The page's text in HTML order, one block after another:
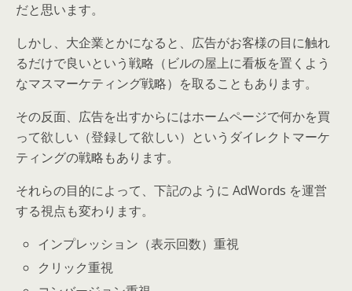
だと思います。
しかし、大企業とかになると、広告がお客様の目に触れ
るだけで良いという戦略（ビルの屋上に看板を置くよう
なマスマーケティング戦略）を取ることもあります。
その反面、広告を出すからにはホームページで何かを買
って欲しい（登録して欲しい）というダイレクトマーケ
ティングの戦略もあります。
それらの目的によって、下記のように AdWords を運営
する視点も変わります。
インプレッション（表示回数）重視
クリック重視